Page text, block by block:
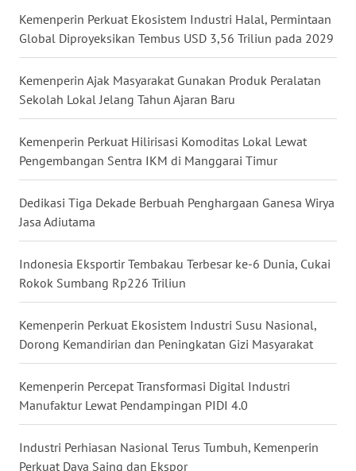
Kemenperin Perkuat Ekosistem Industri Halal, Permintaan
Global Diproyeksikan Tembus USD 3,56 Triliun pada 2029
Kemenperin Ajak Masyarakat Gunakan Produk Peralatan
Sekolah Lokal Jelang Tahun Ajaran Baru
Kemenperin Perkuat Hilirisasi Komoditas Lokal Lewat
Pengembangan Sentra IKM di Manggarai Timur
Dedikasi Tiga Dekade Berbuah Penghargaan Ganesa Wirya
Jasa Adiutama
Indonesia Eksportir Tembakau Terbesar ke-6 Dunia, Cukai
Rokok Sumbang Rp226 Triliun
Kemenperin Perkuat Ekosistem Industri Susu Nasional,
Dorong Kemandirian dan Peningkatan Gizi Masyarakat
Kemenperin Percepat Transformasi Digital Industri
Manufaktur Lewat Pendampingan PIDI 4.0
Industri Perhiasan Nasional Terus Tumbuh, Kemenperin
Perkuat Daya Saing dan Ekspor
WN
KALTARA
WN
KALSEL
KALTIM
SULSEL
GORONTALO
SULUT
MALUKU
WN
MALUT